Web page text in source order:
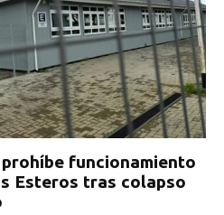
funcionamiento
Esteros tras colapso